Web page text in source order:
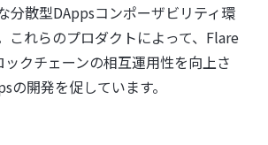
分散型DAppsコンポーザビリティ環
これらのプロダクトによって、Flare
クチェーンの相互運用性を向上さ
の開発を促しています。